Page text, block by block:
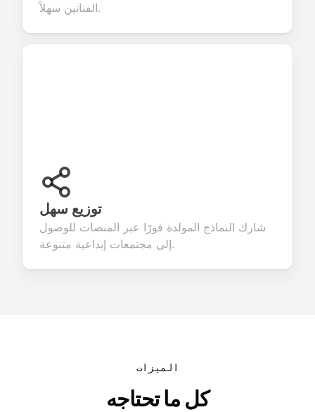
الفنانين سهلاً.
توزيع سهل
شارك النماذج المولدة فورًا عبر المنصات للوصول
إلى مجتمعات إبداعية متنوعة.
الميزات
كل ما تحتاجه